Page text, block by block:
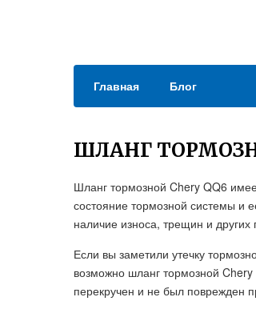
Главная Блог
ШЛАНГ
Шланг тормозной Chery QQ6
состояние тормозной системы и
наличие износа, трещин и других
Если вы заметили утечку
возможно шланг тормозной
перекручен и не был поврежден